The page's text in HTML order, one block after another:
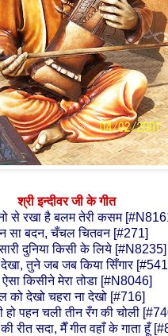
श्री इन्दीवरजी के गीत
से रखा है बलम तेरी कसम
सा बदन, चँचल चितवन [#271]
दुनिया किसी के लिये [#N8235]
देखा, तुने जब जब किया सिँगार
किसीने मेरा तोडा [#N8046]
को देखो चहरा ना देखो [#716]
हो पहन चली तीन रँग की चोली
रीत सदा, मैँ गीत वहाँ के गाता हूँ